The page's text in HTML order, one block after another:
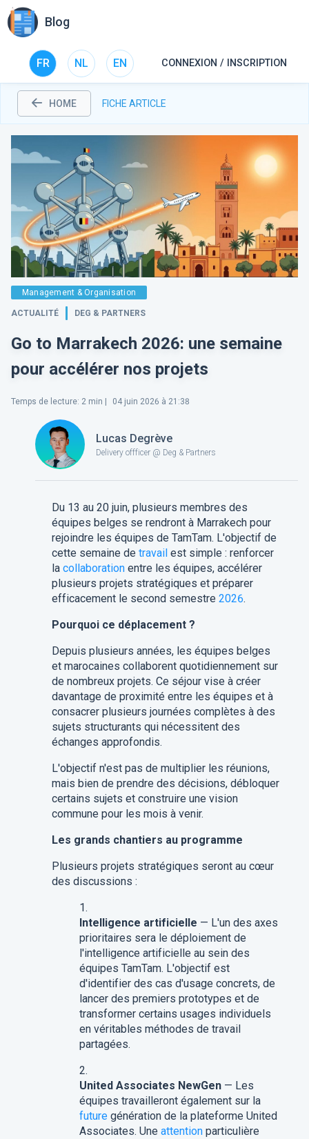
Blog
FR NL EN CONNEXION / INSCRIPTION
HOME FICHE ARTICLE
Management & Organisation
ACTUALITÉ DEG & PARTNERS
Go to Marrakech 2026: une semaine
pour accélérer nos projets
Temps de lecture: 2 min | 04 juin 2026 à 21:38
Lucas Degrève
Delivery offficer @ Deg & Partners
Du 13 au 20 juin, plusieurs membres des
équipes belges se rendront à Marrakech pour
rejoindre les équipes de TamTam. L'objectif de
cette semaine de travail est simple : renforcer
la collaborationentre les équipes, accélérer
plusieurs projets stratégiques et préparer
efficacement le second semestre 2026.
Pourquoi ce déplacement ?
Depuis plusieurs années, les équipes belges
et marocaines collaborent quotidiennement sur
de nombreux projets. Ce séjour vise à créer
davantage de proximité entre les équipes et à
consacrer plusieurs journées complètes à des
sujets structurants qui nécessitent des
échanges approfondis.
L'objectif n'est pas de multiplier les réunions,
mais bien de prendre des décisions, débloquer
certains sujets et construire une vision
commune pour les mois à venir.
Les grands chantiers au programme
Plusieurs projets stratégiques seront au cœur
des discussions :
Intelligence artificielle — L'un des axes
prioritaires sera le déploiement de
l'intelligence artificielle au sein des
équipes TamTam. L'objectif est
d'identifier des cas d'usage concrets, de
lancer des premiers prototypes et de
transformer certains usages individuels
en véritables méthodes de travail
partagées.
United Associates NewGen— Les
équipes travailleront également sur la
futuregénération de la plateforme United
Associates. Une attentionparticulière